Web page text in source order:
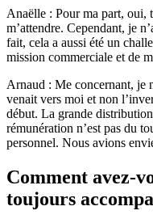
Anaëlle : Pour ma part, oui,
m’attendre. Cependant, je
fait, cela a aussi été un
mission commerciale et de
Arnaud : Me concernant, je
venait vers moi et non
début. La grande
rémunération n’est pas du
personnel. Nous avions
Comment avez-
toujours